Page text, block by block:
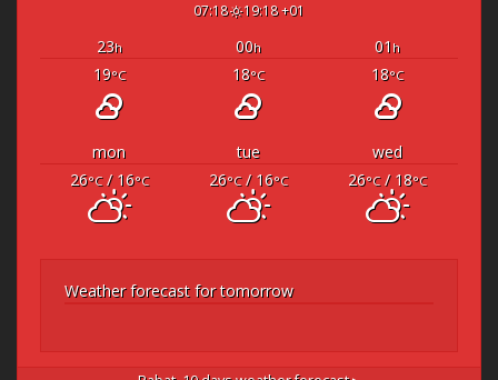
07:18 19:18 +01
23h 00h 01 h
19°C 18°C 18°C
mon tue
wed
26°C/ 16°C 26°C/ 16°C 26°C/ 18°C
Weather forecast for tomorrow